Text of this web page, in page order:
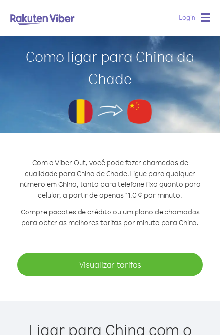
Login
Como ligar para China da
Chade
Com o Viber Out, você pode fazer chamadas de
qualidade para China de Chade.Ligue para qualquer
número em China, tanto para telefone fixo quanto para
celular, a partir de apenas 11.0 ¢ por minuto.
Compre pacotes de crédito ou um plano de chamadas
para obter as melhores tarifas por minuto para China.
Visualizar tarifas
Ligar para China com o